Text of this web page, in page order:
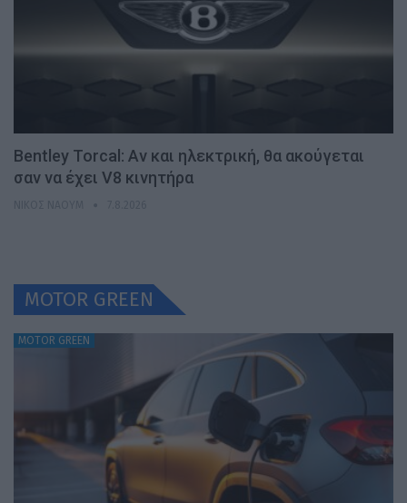
Bentley Torcal: Αν και ηλεκτρική, θα ακούγεται
σαν να έχει V8 κινητήρα
MOTOR GREEN
MOTOR GREEN